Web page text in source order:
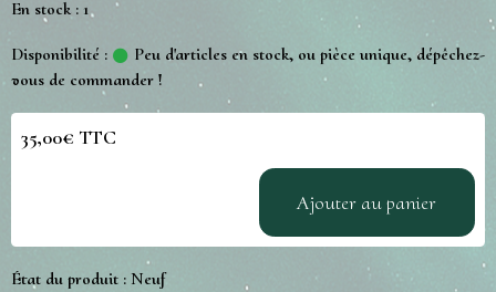
En stock : 1
Disponibilité :
Peu d'articles en stock, ou pièce unique, dépêchez-
vous de commander !
35,00€ TTC
Ajouter au panier
État du produit : Neuf